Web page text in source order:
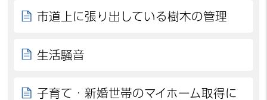
市道上に張り出している樹木の管理
生活騒音
子育て・新婚世帯のマイホーム取得に